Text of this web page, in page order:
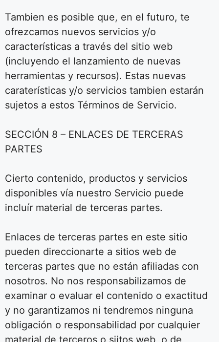
Tambien es posible que, en el futuro, te
ofrezcamos nuevos servicios y/o
características a través del sitio web
(incluyendo el lanzamiento de nuevas
herramientas y recursos). Estas nuevas
caraterísticas y/o servicios tambien estarán
sujetos a estos Términos de Servicio.
SECCIÓN 8 – ENLACES DE TERCERAS
PARTES
Cierto contenido, productos y servicios
disponibles vía nuestro Servicio puede
incluír material de terceras partes.
Enlaces de terceras partes en este sitio
pueden direccionarte a sitios web de
terceras partes que no están afiliadas con
nosotros. No nos responsabilizamos de
examinar o evaluar el contenido o exactitud
y no garantizamos ni tendremos ninguna
obligación o responsabilidad por cualquier
material de terceros o siitos web, o de